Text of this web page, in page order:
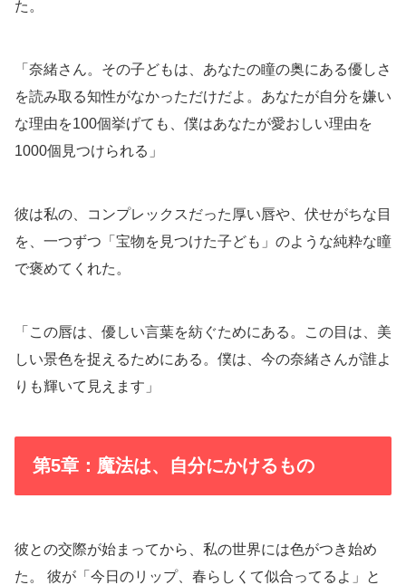
た。
「奈緒さん。その子どもは、あなたの瞳の奥にある優しさ
を読み取る知性がなかっただけだよ。あなたが自分を嫌い
な理由を100個挙げても、僕はあなたが愛おしい理由を
1000個見つけられる」
彼は私の、コンプレックスだった厚い唇や、伏せがちな目
を、一つずつ「宝物を見つけた子ども」のような純粋な瞳
で褒めてくれた。
「この唇は、優しい言葉を紡ぐためにある。この目は、美
しい景色を捉えるためにある。僕は、今の奈緒さんが誰よ
りも輝いて見えます」
第5章：魔法は、自分にかけるもの
彼との交際が始まってから、私の世界には色がつき始め
た。 彼が「今日のリップ、春らしくて似合ってるよ」と